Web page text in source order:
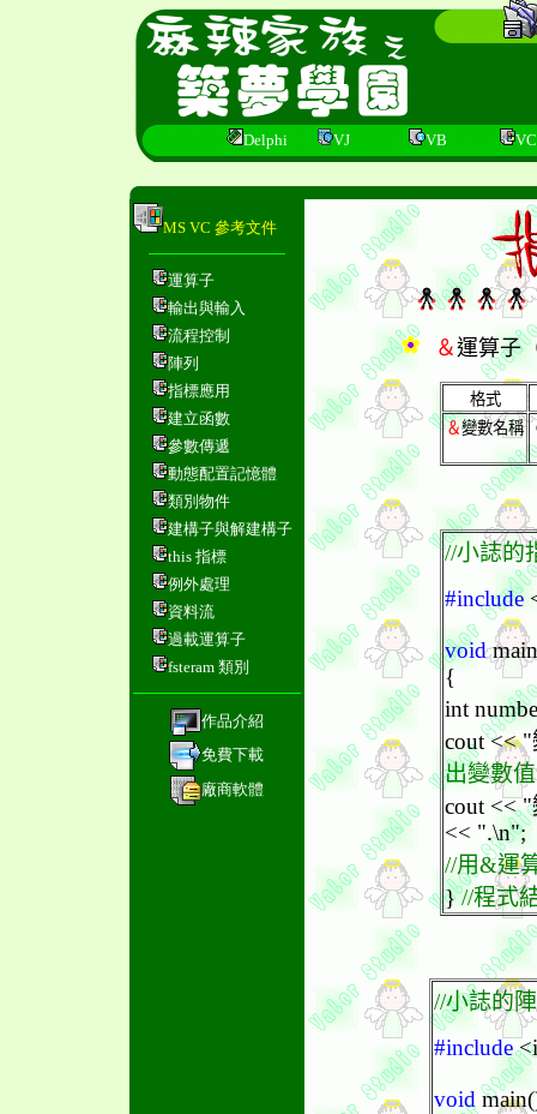
Delphi VJ VB VC
MS VC 參考文件
運算子
輸出與輸入
流程控制
陣列
指標應用
建立函數
參數傳遞
動態配置記憶體
類別物件
建構子與解建構子
this 指標
例外處理
資料流
過載運算子
fsteram 類別
作品介紹
免費下載
廠商軟體
＆運算子
格式
＆變數名稱
//小誌的
#include
void
{
int
cout <<
出變數值
cout <<
<< ".\n";
//用&運
}//程式
//小誌的
#include
void